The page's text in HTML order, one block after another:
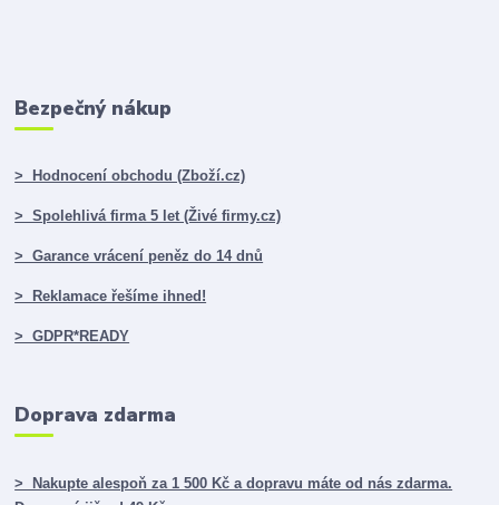
Bezpečný nákup
> Hodnocení obchodu (Zboží.cz)
> Spolehlivá firma 5 let (Živé firmy.cz)
> Garance vrácení peněz do 14 dnů
> Reklamace řešíme ihned!
> GDPR*READY
Doprava zdarma
> Nakupte alespoň za 1 500 Kč a dopravu máte od nás zdarma.